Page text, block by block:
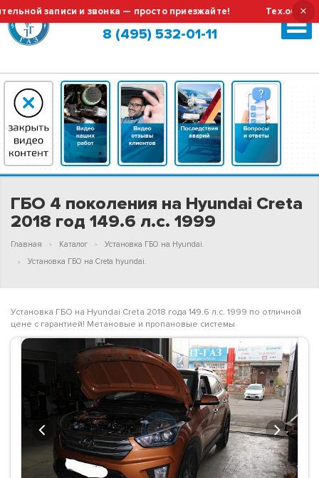
записи и звонка — просто приезжайте! ×
Москва (сменить город?)
8 (495) 532-01-11
ГБО 4 поколения на Hyundai Creta
2018 год 149.6 л.с. 1999
Главная Каталог
Установка ГБО на Hyundai.
Установка ГБО на Creta hyundai.
Установка ГБО на Hyundai Creta 2018 года 149.6 л.с. 1999 по отличной
цене с гарантией! Метановые и пропановые системы
Previous Next